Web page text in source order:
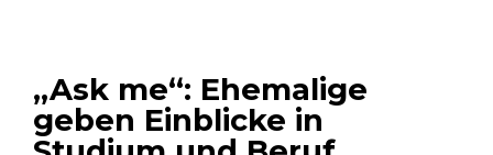
„Ask me“: Ehemalige
geben Einblicke in